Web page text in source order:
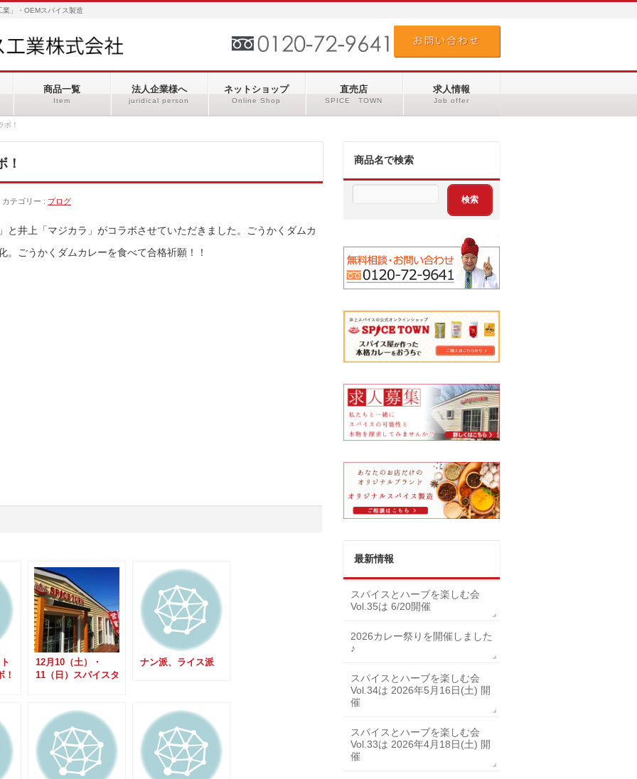
」・OEMスパイス製造
商品一覧
Item
法人企業様へ
juridical person
ネットショップ
Online Shop
直売店
SPICE TOWN
求人情報
Job offer
ボ！
！
カテゴリー : ブログ
と井上「マジカラ」がコラボさせていただきました。ごうかくダムカ
ごうかくダムカレーを食べて合格祈願！！
！
12月10（土）・
11（日）スパイスタ
ナン派、ライス派
商品名で検索
最新情報
スパイスとハーブを楽しむ会
Vol.35は 6/20開催
2026カレー祭りを開催しました
♪
スパイスとハーブを楽しむ会
Vol.34は 2026年5月16日(土) 開
催
スパイスとハーブを楽しむ会
Vol.33は 2026年4月18日(土) 開
催